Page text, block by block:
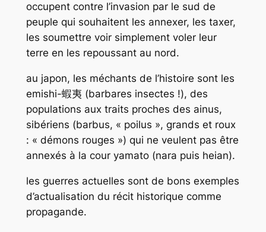
occupent contre l’invasion par le sud de
peuple qui souhaitent les annexer, les taxer,
les soumettre voir simplement voler leur
terre en les repoussant au nord.
au japon, les méchants de l’histoire sont les
emishi-蝦夷 (barbares insectes !), des
populations aux traits proches des ainus,
sibériens (barbus, « poilus », grands et roux
: « démons rouges ») qui ne veulent pas être
annexés à la cour yamato (nara puis heian).
les guerres actuelles sont de bons exemples
d’actualisation du récit historique comme
propagande.